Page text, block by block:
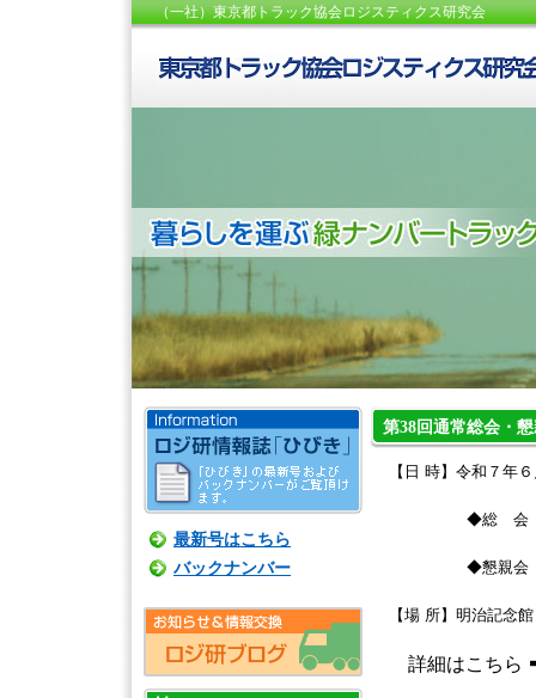
（一社）東京都トラック協会ロジスティクス研究会
第38回通常総会・
【日 時】令和７年
◆総 会 １５
◆懇親会 １７
【場 所】明治記念館
詳細はこちら
最新号はこちら
バックナンバー